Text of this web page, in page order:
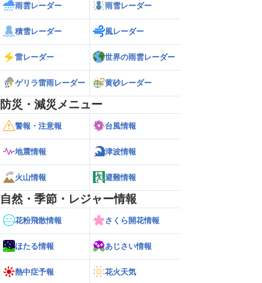
雨雲レーダー 雨雪レーダー
積雪レーダー 風レーダー
雷レーダー 世界の雨雲レーダー
ゲリラ雷雨レーダー 黄砂レーダー
防災・減災メニュー
警報・注意報 台風情報
地震情報 津波情報
火山情報 避難情報
自然・季節・レジャー情報
花粉飛散情報 さくら開花情報
ほたる情報 あじさい情報
熱中症予報 花火天気